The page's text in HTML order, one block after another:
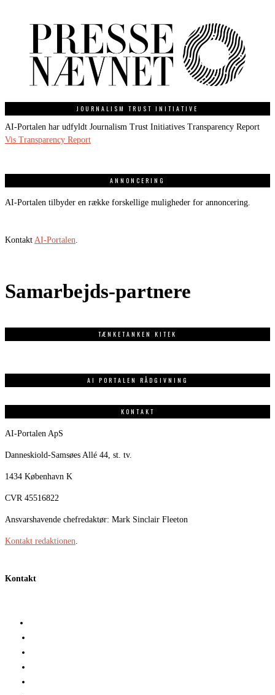
JOURNALISM TRUST INITIATIVE
AI-Portalen har udfyldt Journalism Trust Initiatives Transparency Report
Vis Transparency Report
ANNONCERING
AI-Portalen tilbyder en række forskellige muligheder for annoncering.
Kontakt AI-Portalen.
Samarbejds-partnere
TÆNKETANKEN KITEK
AI PORTALEN RÅDGIVNING
KONTAKT
AI-Portalen ApS
Danneskiold-Samsøes Allé 44, st. tv.
1434 København K
CVR 45516822
Ansvarshavende chefredaktør: Mark Sinclair Fleeton
Kontakt redaktionen.
Kontakt